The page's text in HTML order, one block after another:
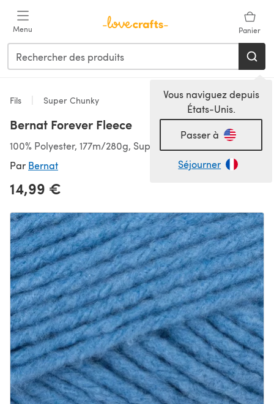
Menu Panier
Vous naviguez depuis
États-Unis.
Passer à
Séjourner
Fils Super Chunky
Bernat Forever Fleece
100% Polyester, 177m/280g, Super épais
Par Bernat
14,99 €